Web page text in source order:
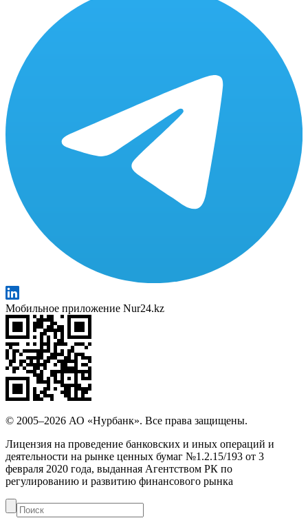
Мобильное приложение Nur24.kz
© 2005–2026 АО «Нурбанк». Все права защищены.
Лицензия на проведение банковских и иных операций и
деятельности на рынке ценных бумаг №1.2.15/193 от 3
февраля 2020 года, выданная Агентством РК по
регулированию и развитию финансового рынка